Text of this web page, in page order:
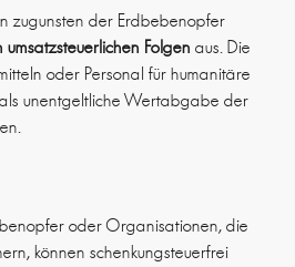
zugunsten der Erdbebenopfer
Folgen aus. Die
oder Personal für humanitäre
unentgeltliche Wertabgabe der
oder Organisationen, die
können schenkungsteuerfrei